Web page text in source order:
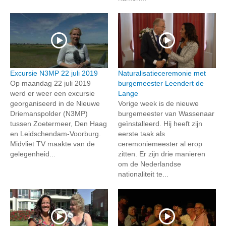
Excursie N3MP 22 juli 2019
Op maandag 22 juli 2019
werd er weer een excursie
georganiseerd in de Nieuwe
Driemanspolder (N3MP)
tussen Zoetermeer, Den Haag
en Leidschendam-Voorburg.
Midvliet TV maakte van de
gelegenheid...
Naturalisatieceremonie met
burgemeester Leendert de
Lange
Vorige week is de nieuwe
burgemeester van Wassenaar
geïnstalleerd. Hij heeft zijn
eerste taak als
ceremoniemeester al erop
zitten. Er zijn drie manieren
om de Nederlandse
nationaliteit te...